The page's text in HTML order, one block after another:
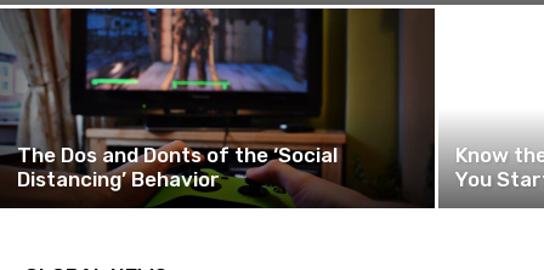
The Dos and Donts of the ‘Social
Distancing’ Behavior
Know
You